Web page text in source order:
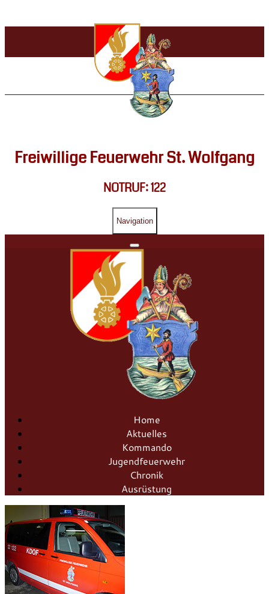
Freiwillige Feuerwehr St. Wolfgang
NOTRUF: 122
Navigation
Home
Aktuelles
Kommando
Jugendfeuerwehr
Chronik
Ausrüstung